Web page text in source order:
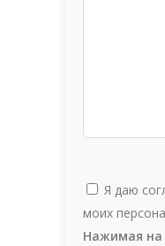
Я даю
моих
Нажимая на